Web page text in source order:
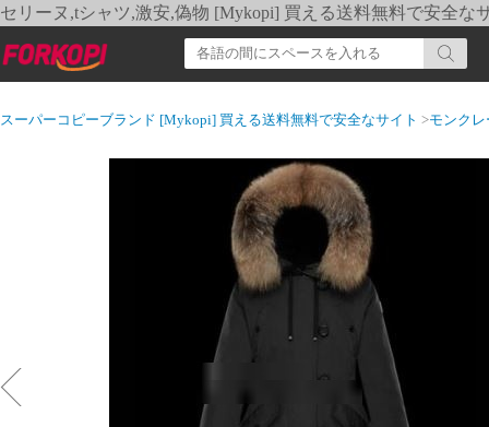
セリーヌ,tシャツ,激安,偽物 [Mykopi] 買える送料無料で安全な
スーパーコピーブランド [Mykopi] 買える送料無料で安全なサイト >モンク